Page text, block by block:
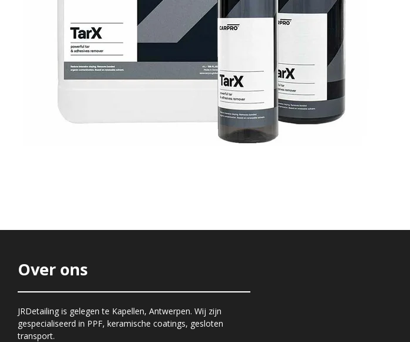
Over ons
JRDetailing is gelegen te Kapellen, Antwerpen. Wij zijn
gespecialiseerd in PPF, keramische coatings, gesloten
transport.